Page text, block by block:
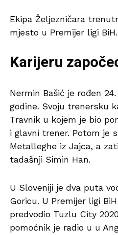
Ekipa Željezničara
mjesto u Premijer ligi BiH.
Karijeru
Nermin Bašić je rođen
godine. Svoju trenersku
Travnik u kojem je bio
i glavni trener. Potom je
Metalleghe iz Jajca, a
tadašnji Simin Han.
U Sloveniji je dva puta
Goricu. U Premijer ligi
predvodio Tuzlu City
pomoćnik je radio u u